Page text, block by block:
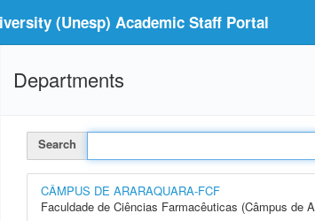
(Unesp) Academic Staff Portal
Departments
Search
CÂMPUS DE ARARAQUARA-FCF
Faculdade de Ciências Farmacêuticas (Câmpus de